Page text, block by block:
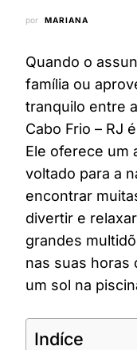
por MARIANA
Quando o
família ou
tranquilo entre
Cabo Frio – RJ
Ele oferece um
voltado para a
encontrar
divertir e
grandes
nas suas horas
um sol na
Indíce